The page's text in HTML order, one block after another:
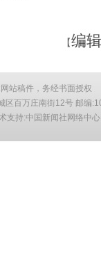
【编
站稿件，务经书面授权
区百万庄南街12号 邮编
持:中国新闻社网络中心